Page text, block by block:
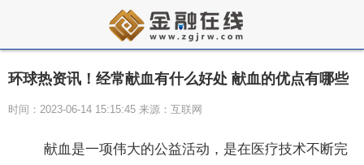
环球热资讯！经常献血有什么好处 献血的优点有哪些
时间：2023-06-14 15:15:45 来源：互联网
献血是一项伟大的公益活动，是在医疗技术不断完